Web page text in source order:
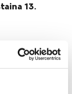
13.
on
Uusista